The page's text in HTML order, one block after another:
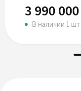
3 990
В наличии 1 шт